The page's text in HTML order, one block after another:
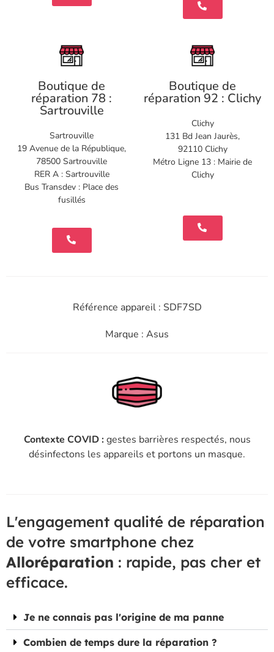
Boutique de
réparation 78 :
Sartrouville
Sartrouville
19 Avenue de la République,
78500 Sartrouville
RER A : Sartrouville
Bus Transdev : Place des
fusillés
Boutique de
réparation 92 : Clichy
Clichy
131 Bd Jean Jaurès,
92110 Clichy
Métro Ligne 13 : Mairie de
Clichy
Référence appareil : SDF7SD
Marque : Asus
Contexte COVID :gestes barrières respectés, nous
désinfectons les appareils et portons un masque.
L'engagement qualité de réparation
de votre smartphone chez
Alloréparation : rapide, pas cher et
efficace.
Je ne connais pas l'origine de ma panne
Combien de temps dure la réparation ?